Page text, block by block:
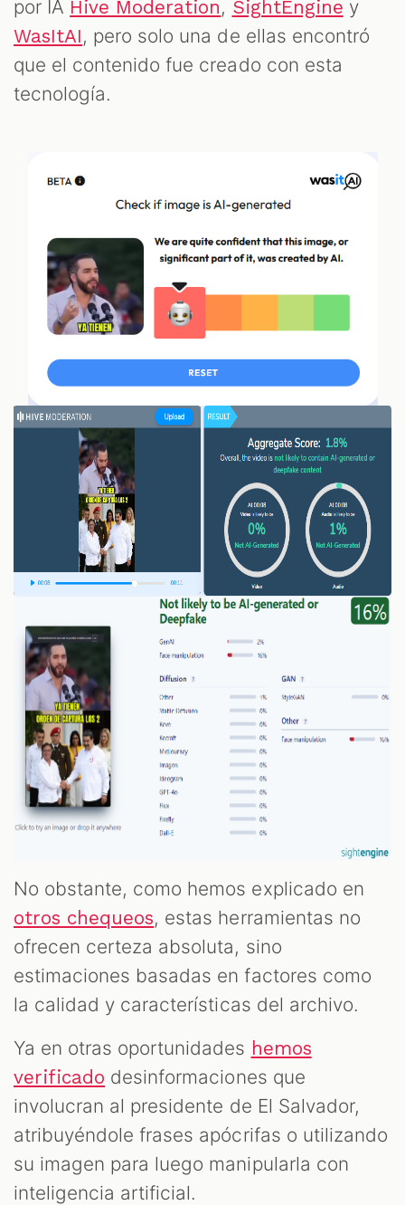
por IA Hive Moderation, SightEngine y
WasItAI, pero solo una de ellas encontró
que el contenido fue creado con esta
tecnología.
No obstante, como hemos explicado en
otros chequeos, estas herramientas no
ofrecen certeza absoluta, sino
estimaciones basadas en factores como
la calidad y características del archivo.
Ya en otras oportunidades hemos
verificado desinformaciones que
involucran al presidente de El Salvador,
atribuyéndole frases apócrifas o utilizando
su imagen para luego manipularla con
inteligencia artificial.